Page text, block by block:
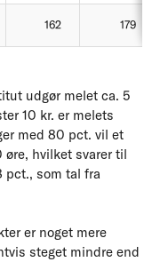
162 179
udgør melet ca. 5
10 kr. er melets
med 80 pct. vil et
hvilket svarer til
pct., som tal fra
er noget mere
steget mindre end